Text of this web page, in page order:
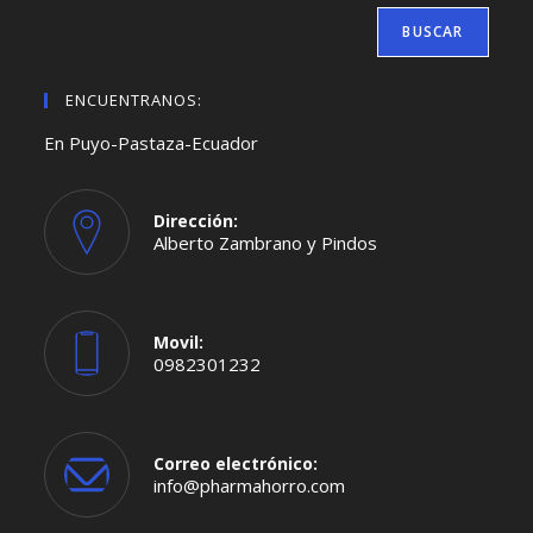
BUSCAR
ENCUENTRANOS:
En Puyo-Pastaza-Ecuador
Dirección:
Alberto Zambrano y Pindos
Movil:
0982301232
aplicación
Correo electrónico:
info@pharmahorro.com